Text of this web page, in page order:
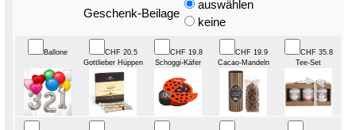
Geschenk-Beilage
auswählen
keine
Ballone
CHF 20.5
Gottlieber Hüppen
CHF 19.8
Schoggi-Käfer
CHF 19.9
Cacao-Mandeln
CHF 35.8
Tee-Set